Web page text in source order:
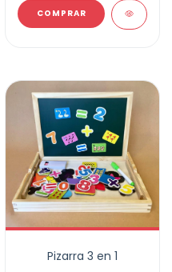
COMPRAR
Pizarra 3 en 1